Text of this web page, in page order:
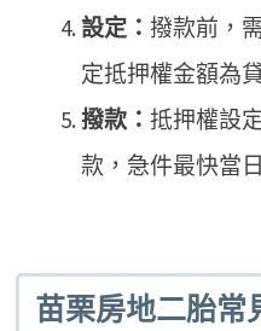
設定： 撥款前，
定抵押權金額為
撥款：抵押權設
款，急件最快當
苗栗房地二胎常